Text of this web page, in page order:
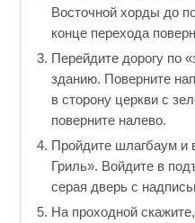
Восточной хорды до
конце перехода
Перейдите дорогу по
зданию. Поверните
в сторону церкви с
поверните налево.
Пройдите шлагбаум и
Гриль». Войдите в
серая дверь с
На проходной